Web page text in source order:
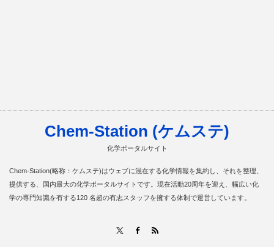
Chem-Station (ケムステ)
化学ポータルサイト
Chem-Station(略称：ケムステ)はウェブに混在する化学情報を集約し、それを整理、
提供する、国内最大の化学ポータルサイトです。現在活動20周年を迎え、幅広い化
学の専門知識を有する120 名超の有志スタッフを擁する体制で運営しています。
Facebook